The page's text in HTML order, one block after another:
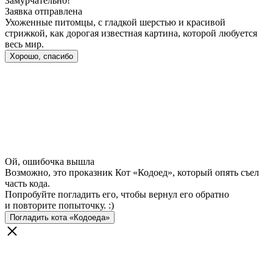
Заявка отправлена
Ухоженные питомцы, с гладкой шерстью и красивой
стрижкой, как дорогая известная картина, которой любуется
весь мир.
Хорошо, спасибо
Ой, ошибочка вышла
Возможно, это проказник Кот «Кодоед», который опять съел
часть кода.
Попробуйте погладить его, чтобы вернул его обратно
и повторите попыточку. :)
Погладить кота «Кодоеда»